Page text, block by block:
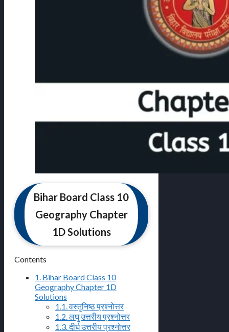
Bihar Board Class 10
Geography Chapter
1D Solutions
Contents
1. Bihar Board Class 10
Geography Chapter 1D
Solutions
1.1. वस्तुनिष्ठ प्रश्नोत्तर
1.2. लघु उत्तरीय प्रश्नोत्तर
1.3. दीर्घ उत्तरीय प्रश्नोत्तर